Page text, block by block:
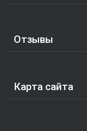
Отзывы
Карта сайта